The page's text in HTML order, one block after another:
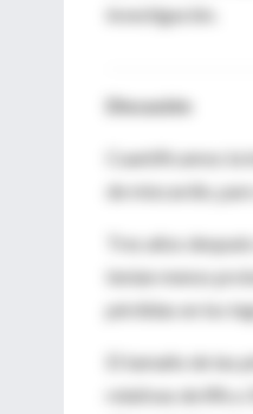
investigación.
Discusión
Cuantificamos
de miocardio,
Tres años
tenían menos
pérdidas en los
El tamaño de
relativas de 8%